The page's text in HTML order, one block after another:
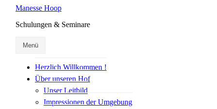
Manesse Hoop
Schulungen & Seminare
Menü
Herzlich Willkommen !
Über unseren Hof
Unser Leitbild
Impressionen der Umgebung